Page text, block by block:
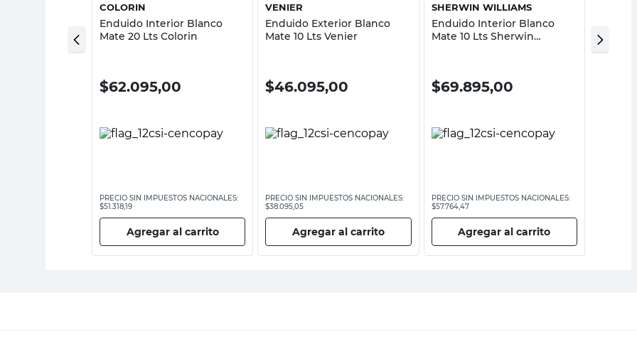
Williams
COLORIN
Enduido Interior Blanco
Mate 20 Lts Colorin
$62.095,00
PRECIO SIN IMPUESTOS NACIONALES:
$51.318,19
Agregar al carrito
VENIER
Enduido Exterior Blanco
Mate 10 Lts Venier
$46.095,00
PRECIO SIN IMPUESTOS NACIONALES:
$38.095,05
Agregar al carrito
SHERWIN WILLIAMS
Enduido Interior Blanco
Mate 10 Lts Sherwin
$69.895,00
PRECIO SIN IMPUESTOS NACIONALES:
$57.764,47
Agregar al carrito
Claro